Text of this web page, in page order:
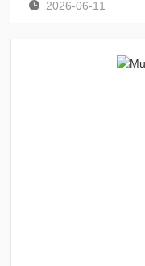
2026-06-11